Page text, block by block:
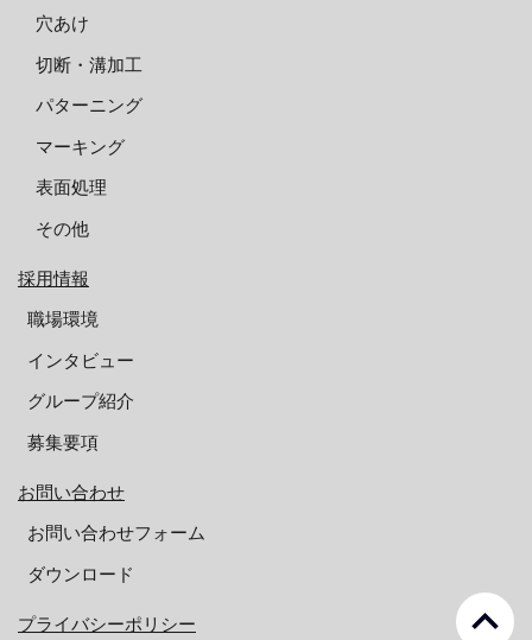
穴あけ
切断・溝加工
パターニング
マーキング
表面処理
その他
採用情報
職場環境
インタビュー
グループ紹介
募集要項
お問い合わせ
お問い合わせフォーム
ダウンロード
プライバシーポリシー keyboard_arrow_up